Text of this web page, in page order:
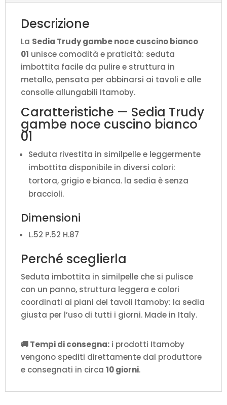
Descrizione
La Sedia Trudy gambe noce cuscino bianco
01 unisce comodità e praticità: seduta
imbottita facile da pulire e struttura in
metallo, pensata per abbinarsi ai tavoli e alle
consolle allungabili Itamoby.
Caratteristiche — Sedia Trudy
gambe noce cuscino bianco
01
Seduta rivestita in similpelle e leggermente
imbottita disponibile in diversi colori:
tortora, grigio e bianca. la sedia è senza
braccioli.
Dimensioni
L.52 P.52 H.87
Perché sceglierla
Seduta imbottita in similpelle che si pulisce
con un panno, struttura leggera e colori
coordinati ai piani dei tavoli Itamoby: la sedia
giusta per l’uso di tutti i giorni. Made in Italy.
🚚 Tempi di consegna: i prodotti Itamoby
vengono spediti direttamente dal produttore
e consegnati in circa 10 giorni.